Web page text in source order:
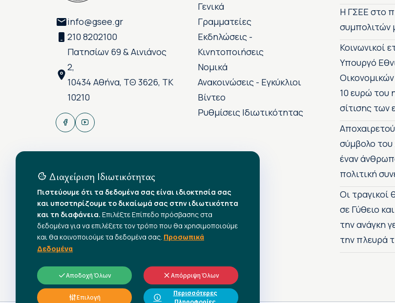
info@gsee.gr
210 8202100
Πατησίων 69 & Αινιάνος
2,
10434 Αθήνα, ΤΘ 3626, ΤΚ
10210
Γενικά
Γραμματείες
Εκδηλώσεις -
Κινητοποιήσεις
Νομικά
Ανακοινώσεις - Εγκύκλιοι
Βίντεο
Ρυθμίσεις Ιδιωτικότητας
H ΓΣΕΕ στο
συμπολιτών
Κοινωνικοί
Υπουργό
10 ευρώ του
σίτισης των
σύμβολο του
έναν
πολιτική
Οι
σε Γύθειο
την ανάγκη
την πλευρά
Διαχείριση Ιδιωτικότητας
Πιστεύουμε ότι τα δεδομένα σας είναι ιδιοκτησία σας
και υποστηρίζουμε το δικαίωμά σας στην ιδιωτικότητα
και τη διαφάνεια. Επιλέξτε Επίπεδο πρόσβασης στα
δεδομένα για να επιλέξετε τον τρόπο που θα χρησιμοποιούμε
και θα κοινοποιούμε τα δεδομένα σας. Προσωπικά
Δεδομένα
Αποδοχή Όλων Απόρριψη Όλων
Επιλογή
Περισσότερες